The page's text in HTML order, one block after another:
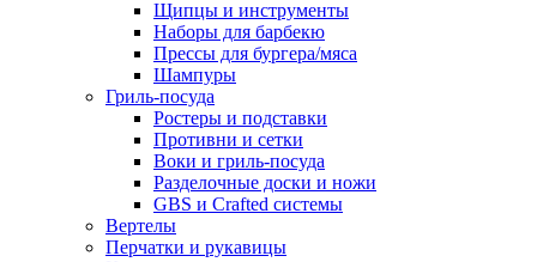
Щипцы и инструменты
Наборы для барбекю
Прессы для бургера/мяса
Шампуры
Гриль-посуда
Ростеры и подставки
Противни и сетки
Воки и гриль-посуда
Разделочные доски и ножи
GBS и Crafted системы
Вертелы
Перчатки и рукавицы